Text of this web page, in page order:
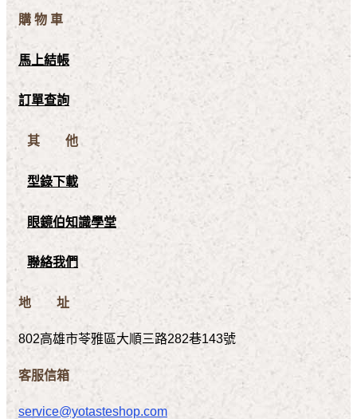
購 物 車
馬上結帳
訂單查詢
其 他
型錄下載
眼鏡伯知識學堂
聯絡我們
地 址
802高雄市苓雅區大順三路282巷143號
客服信箱
service@yotasteshop.com